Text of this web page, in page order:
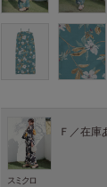
スミクロ
Ｆ／在庫